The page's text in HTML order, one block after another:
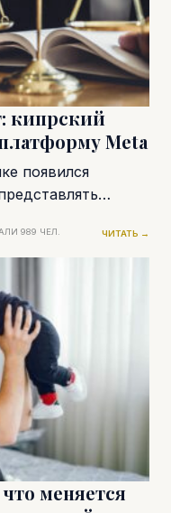
кипрский
Meta
появился
против...
989 ЧЕЛ. ЧИТАТЬ →
меняется